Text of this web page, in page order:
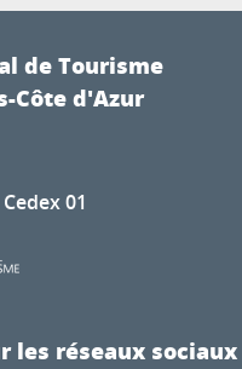
de Tourisme
Côte d'Azur
01
les réseaux sociaux